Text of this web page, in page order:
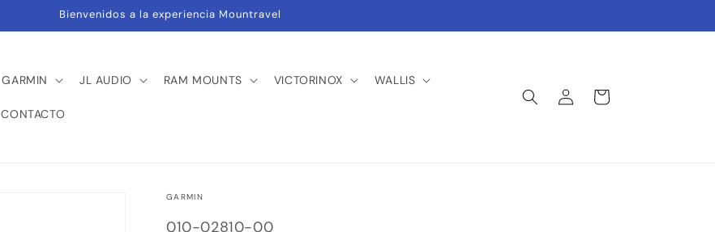
Bienvenidos a la experiencia Mountravel
GARMIN JL AUDIO RAM MOUNTS VICTORINOX WALLIS
CONTACTO
Iniciar
sesión
Carrito
GARMIN
SKU:
010-02810-00